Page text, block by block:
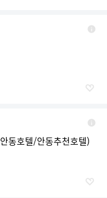
동호텔/안동추천호텔)